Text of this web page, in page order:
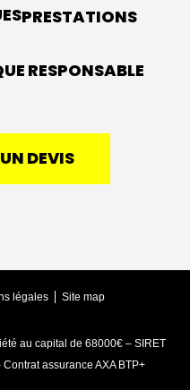
PRESTATIONS
RESPONSABLE
DEVIS
légales Site map
au capital de 68000€ – SIRET
assurance AXA BTP+